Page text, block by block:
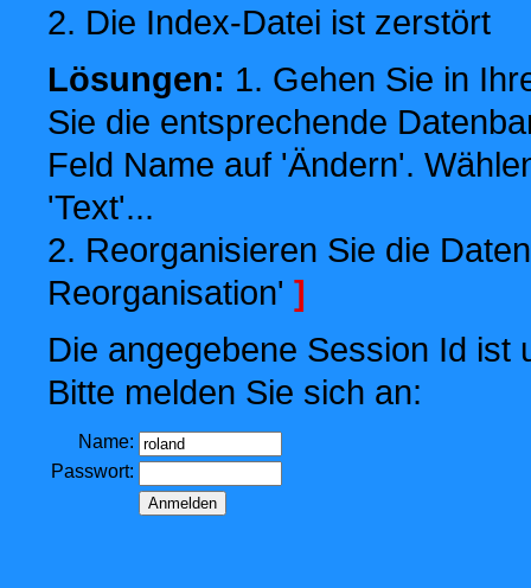
2. Die Index-Datei ist zerstört
Lösungen: 1. Gehen Sie in
Sie die entsprechende
Feld Name auf 'Ändern'.
'Text'...
2. Reorganisieren Sie die
Reorganisation' ]
Die angegebene Session Id ist
Bitte melden Sie sich an:
Name:
Passwort: